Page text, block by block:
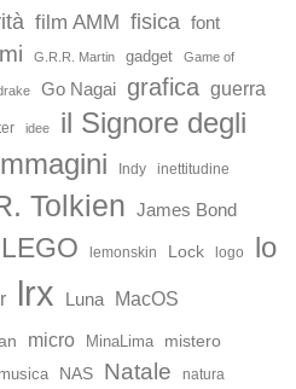
film AMM fisica font
G.R.R. Martin gadget Game of
Go Nagai grafica guerra
idee
il Signore degli
Indy inettitudine
Tolkien James Bond
LEGO lemonskin Lock logo
lo
lrx Luna MacOS
micro MinaLima mistero
musica NAS Natale natura